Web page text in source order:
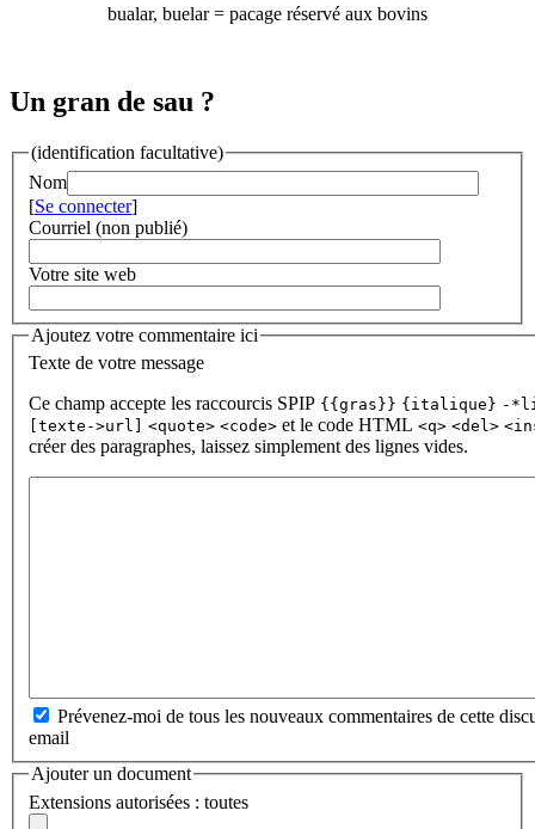
bualar, buelar = pacage réservé aux bovins
Un gran de sau ?
(identification facultative)
Nom
[Se connecter]
Courriel (non publié)
Votre site web
Ajoutez votre commentaire ici
Texte de votre message
Ce champ accepte les raccourcis SPIP {{gras}} {italique} -
[texte->url]
<quote> <code> et le code HTML <q> <del>
créer des paragraphes, laissez simplement des lignes vides.
Prévenez-moi de tous les nouveaux commentaires de cette
email
Ajouter un document
Extensions autorisées : toutes